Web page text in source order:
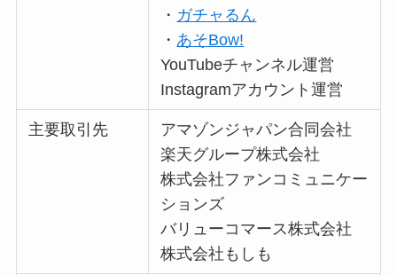
・ ガチャるん
・ あそBow!
YouTubeチャンネル運営
Instagramアカウント運営
主要取引先
アマゾンジャパン合同会社
楽天グループ株式会社
株式会社ファンコミュニケー
ションズ
バリューコマース株式会社
株式会社もしも